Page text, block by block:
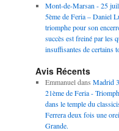
Mont-de-Marsan - 25
5ème de Feria – Daniel
triomphe pour son
succès est freiné par les
insuffisantes de certains
Avis Récents
Emmanueldans Madrid
21ème de Feria -
dans le temple du
Ferrera deux fois une
Grande.